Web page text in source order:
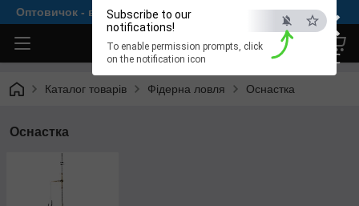
×
ESC
Subscribe to our
notifications!
To enable permission prompts, click
on the notification icon
Оптовичок - все для комфортної рибалки
Каталог товарів Фідерна ловля Оснастка
Оснастка